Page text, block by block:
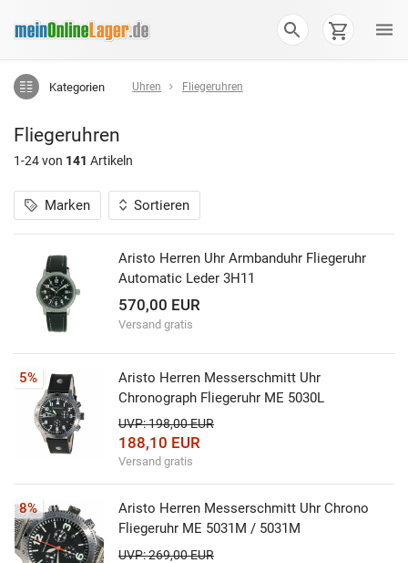
Kategorien Uhren Fliegeruhren
Fliegeruhren
1-24 von 141 Artikeln
Marken Sortieren
Aristo Herren Uhr Armbanduhr Fliegeruhr
Automatic Leder 3H11
570,00 EUR
Versand gratis
Aristo Herren Messerschmitt Uhr
Chronograph Fliegeruhr ME 5030L
UVP: 198,00 EUR
188,10 EUR
Versand gratis
5%
Aristo Herren Messerschmitt Uhr Chrono
Fliegeruhr ME 5031M / 5031M
UVP: 269,00 EUR
8%